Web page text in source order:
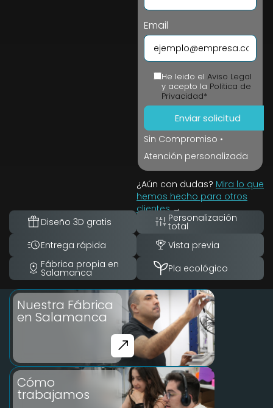
Email
He leido el Aviso Legal
y acepto la Politica de
Privacidad*
Sin Compromiso •
Atención personalizada
¿Aún con dudas? Mira lo que
hemos hecho para otros
clientes→
Diseño 3D gratis
Personalización
total
Entrega rápida
Vista previa
Fábrica propia en
Salamanca Pla ecológico
Nuestra Fábrica
en Salamanca
Cómo
trabajamos